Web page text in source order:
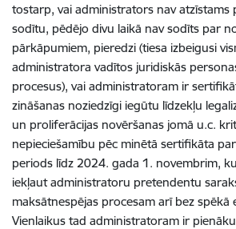
tostarp, vai administrators nav atzīstams
sodītu, pēdējo divu laikā nav sodīts par
pārkāpumiem, pieredzi (tiesa izbeigusi
administratora vadītos juridiskās
procesus), vai administratoram ir
zināšanas noziedzīgi iegūtu līdzekļu
un proliferācijas novēršanas jomā u.c.
nepieciešamību pēc minētā sertifikāta
periods līdz 2024. gada 1. novembrim,
iekļaut administratoru pretendentu
maksātnespējas procesam arī bez spēkā
Vienlaikus tad administratoram ir